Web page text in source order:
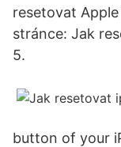
resetovat
stránce: Jak
5.
button of your